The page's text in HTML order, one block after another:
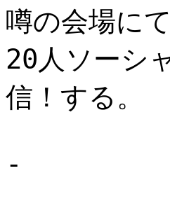
噂の会場に
20人ソーシ
信！する。
-